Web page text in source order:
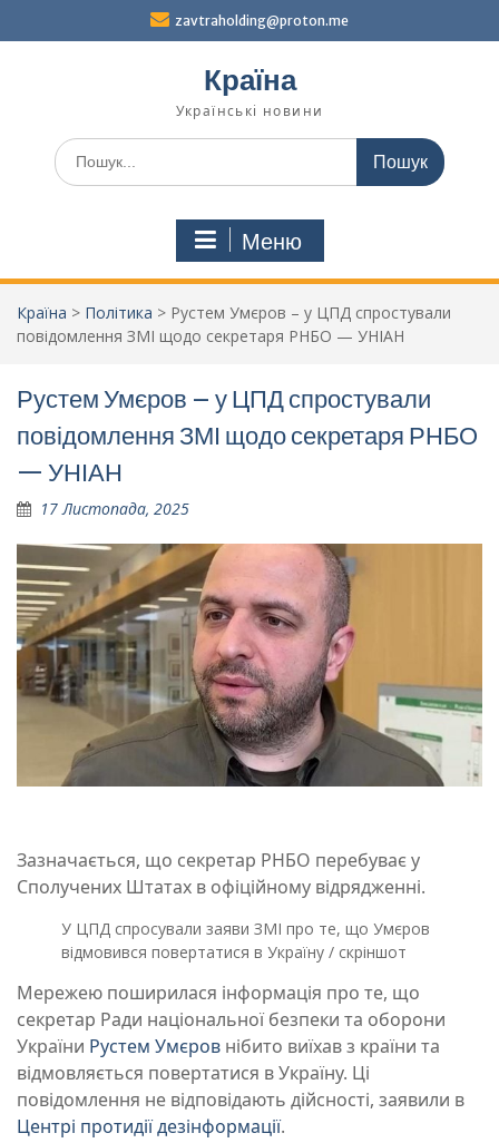
zavtraholding@proton.me
Країна
Українські новини
Шукати:
Меню
Країна > Політика > Рустем Умєров – у ЦПД спростували
повідомлення ЗМІ щодо секретаря РНБО — УНІАН
Рустем Умєров – у ЦПД спростували
повідомлення ЗМІ щодо секретаря РНБО
— УНІАН
17 Листопада, 2025
Зазначається, що секретар РНБО перебуває у
Сполучених Штатах в офіційному відрядженні.
У ЦПД спросували заяви ЗМІ про те, що Умєров
відмовився повертатися в Україну / скріншот
Мережею поширилася інформація про те, що
секретар Ради національної безпеки та оборони
України Рустем Умєров нібито виїхав з країни та
відмовляється повертатися в Україну. Ці
повідомлення не відповідають дійсності, заявили в
Центрі протидії дезінформації.